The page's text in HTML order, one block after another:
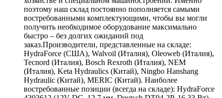
поэтому наш склад постоянно пополняется самыми
востребованными комплектующими, чтобы вы могли
получить необходимое оборудование максимально
быстро – без долгих ожиданий под
заказ.Производители, представленные на складе:
HydraForce (США), Walvoil (Италия), Oleoweb (Италия),
Tecnord (Италия), Bosch Rexroth (Италия), NEM
(Италия), Keta Hydraulics (Китай), Ningbo Hanshang
Hydraulic (Китай), MERIC (Китай). Наиболее
востребованные позиции (всегда на складе): HydraForce